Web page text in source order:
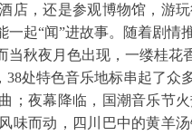
店，还是参观博物馆，游
一起“闻”进故事。随着剧情
秋夜月色出现，一缕桂花
38处特色音乐地标串起了
；夜幕降临，国潮音乐节
味而动，四川巴中的黄羊